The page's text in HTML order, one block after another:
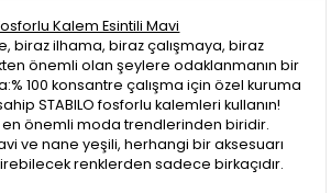
Kalem Esintili Mavi
biraz ilhama, biraz çalışmaya, biraz
önemli olan şeylere odaklanmanın bir
100 konsantre çalışma için özel kuruma
STABILO fosforlu kalemleri kullanın!
önemli moda trendlerinden biridir.
ve nane yeşili, herhangi bir aksesuarı
renklerden sadece birkaçıdır.